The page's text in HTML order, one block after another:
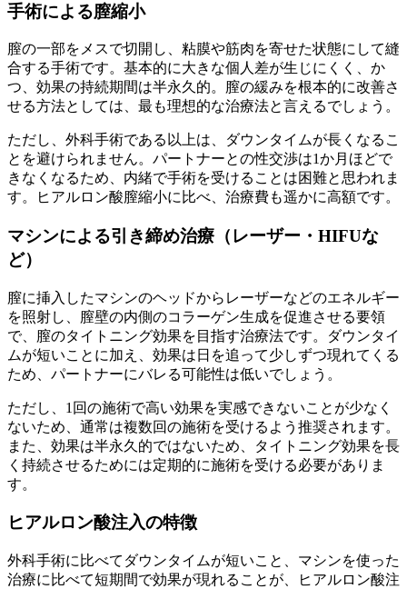
手術による膣縮小
膣の一部をメスで切開し、粘膜や筋肉を寄せた状態にして縫
合する手術です。基本的に大きな個人差が生じにくく、か
つ、効果の持続期間は半永久的。膣の緩みを根本的に改善さ
せる方法としては、最も理想的な治療法と言えるでしょう。
ただし、外科手術である以上は、ダウンタイムが長くなるこ
とを避けられません。パートナーとの性交渉は1か月ほどで
きなくなるため、内緒で手術を受けることは困難と思われま
す。ヒアルロン酸膣縮小に比べ、治療費も遥かに高額です。
マシンによる引き締め治療（レーザー・HIFUな
ど）
膣に挿入したマシンのヘッドからレーザーなどのエネルギー
を照射し、膣壁の内側のコラーゲン生成を促進させる要領
で、膣のタイトニング効果を目指す治療法です。ダウンタイ
ムが短いことに加え、効果は日を追って少しずつ現れてくる
ため、パートナーにバレる可能性は低いでしょう。
ただし、1回の施術で高い効果を実感できないことが少なく
ないため、通常は複数回の施術を受けるよう推奨されます。
また、効果は半永久的ではないため、タイトニング効果を長
く持続させるためには定期的に施術を受ける必要がありま
す。
ヒアルロン酸注入の特徴
外科手術に比べてダウンタイムが短いこと、マシンを使った
治療に比べて短期間で効果が現れることが、ヒアルロン酸注